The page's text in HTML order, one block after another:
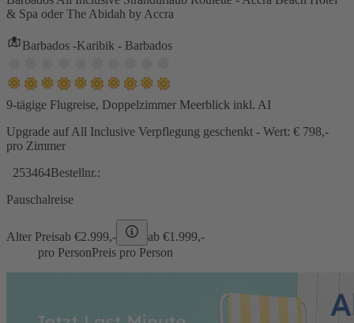
& Spa oder The Abidah by Accra
Barbados -Karibik - Barbados
9-tägige Flugreise, Doppelzimmer Meerblick inkl. AI
Upgrade auf All Inclusive Verpflegung geschenkt - Wert: € 798,-
pro Zimmer
253464Bestellnr.:
Pauschalreise
Alter Preisab €2.999,- ab €1.999,-
pro PersonPreis pro Person